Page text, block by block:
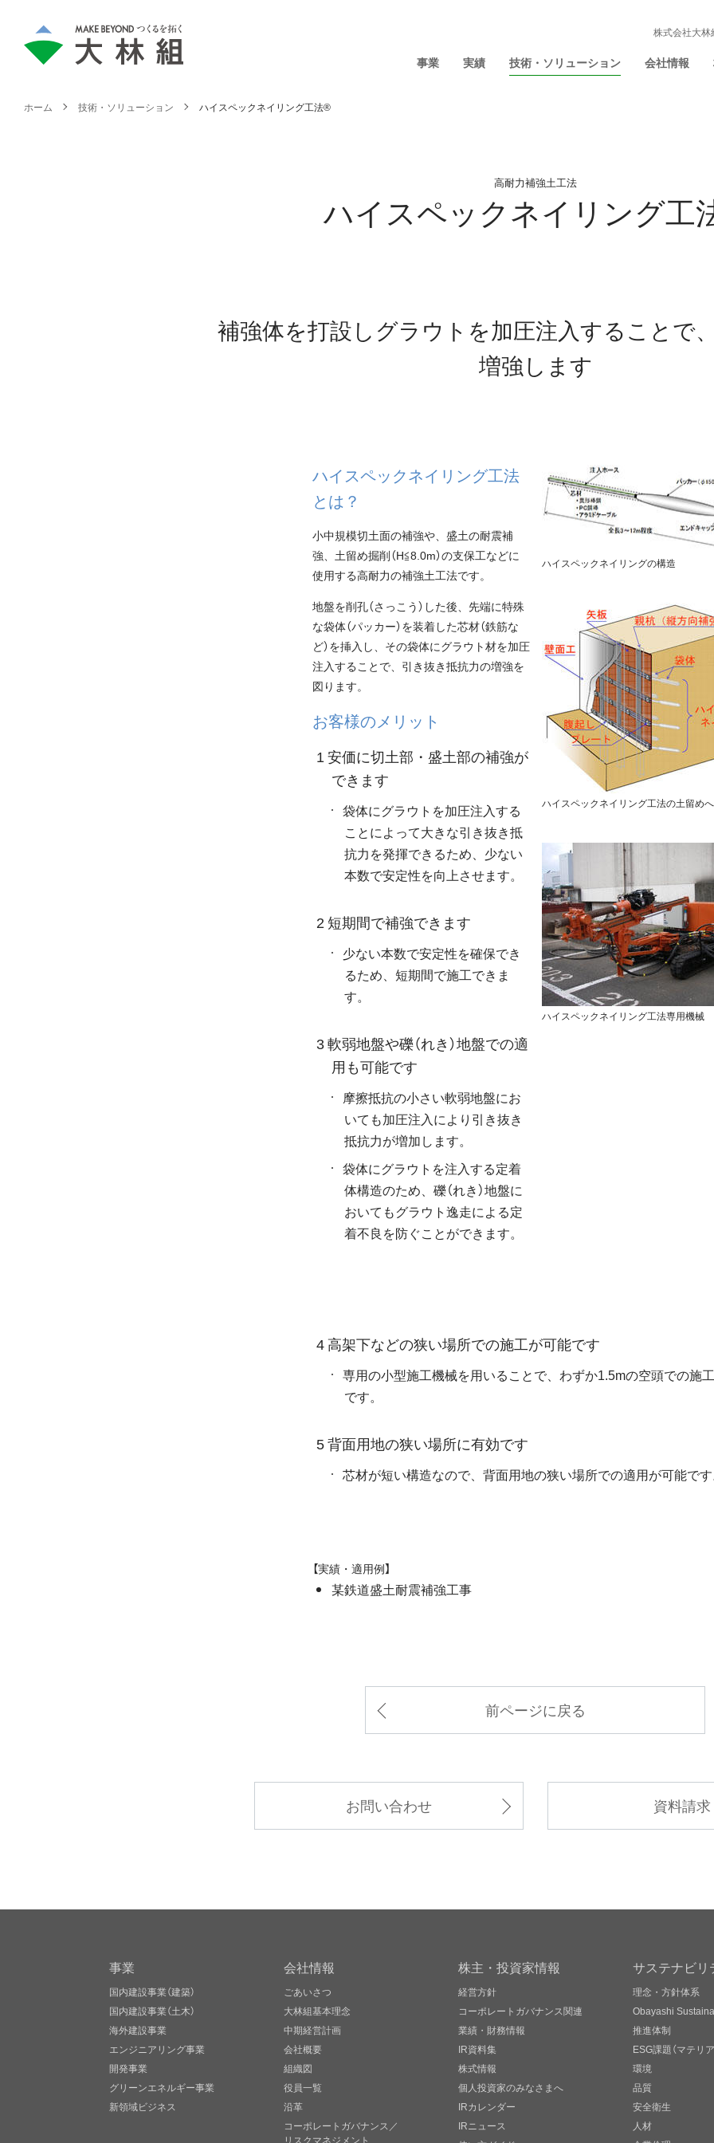
事業 実績 技術・ソリューション 会社情報
株式会社大林
ホーム 技術・ソリューション ハイスペックネイリング工法®
高耐力補強土工法
ハイスペックネイリング工
補強体を打設しグラウトを加圧注入することで
増強します
ハイスペックネイリング工法
とは？
小中規模切土面の補強や、盛土の耐震補
強、土留め掘削（H≦8.0m）の支保工などに
使用する高耐力の補強土工法です。
地盤を削孔（さっこう）した後、先端に特殊
な袋体（パッカー）を装着した芯材（鉄筋な
ど）を挿入し、その袋体にグラウト材を加圧
注入することで、引き抜き抵抗力の増強を
図ります。
お客様のメリット
1 安価に切土部・盛土部の補強が
できます
袋体にグラウトを加圧注入する
ことによって大きな引き抜き抵
抗力を発揮できるため、少ない
本数で安定性を向上させます。
2 短期間で補強できます
少ない本数で安定性を確保でき
るため、短期間で施工できま
す。
3 軟弱地盤や礫（れき）地盤での適
用も可能です
摩擦抵抗の小さい軟弱地盤にお
いても加圧注入により引き抜き
抵抗力が増加します。
袋体にグラウトを注入する定着
体構造のため、礫（れき）地盤に
おいてもグラウト逸走による定
着不良を防ぐことができます。
ハイスペックネイリングの構造
ハイスペックネイリング工法の土留め
ハイスペックネイリング工法専用機械
4 高架下などの狭い場所での施工が可能です
専用の小型施工機械を用いることで、わずか1.5mの空頭での施
です。
5 背面用地の狭い場所に有効です
芯材が短い構造なので、背面用地の狭い場所での適用が可能で
【実績・適用例】
某鉄道盛土耐震補強工事
前ページに戻る
お問い合わせ 資料請求
事業
国内建設事業（建築）
国内建設事業（土木）
海外建設事業
エンジニアリング事業
開発事業
グリーンエネルギー事業
新領域ビジネス
会社情報
ごあいさつ
大林組基本理念
中期経営計画
会社概要
組織図
役員一覧
沿革
コーポレートガバナンス／
株主・投資家情報
経営方針
コーポレートガバナンス関連
業績・財務情報
IR資料集
株式情報
個人投資家のみなさまへ
IRカレンダー
IRニュース
サステナビリ
理念・方針体系
Obayashi
推進体制
ESG課題（マテリ
環境
品質
安全衛生
人材